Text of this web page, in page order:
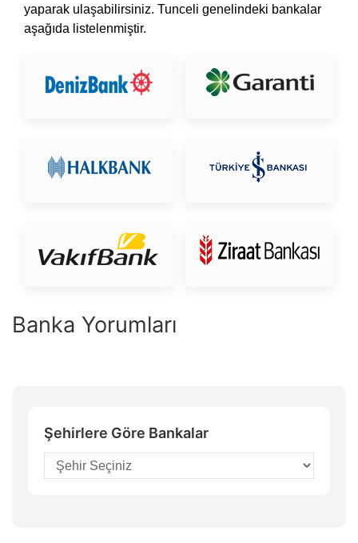
yaparak ulaşabilirsiniz. Tunceli genelindeki bankalar
aşağıda listelenmiştir.
Banka Yorumları
Şehirlere Göre Bankalar